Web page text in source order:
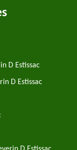
D Estissac
D Estissac